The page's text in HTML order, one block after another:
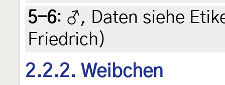
5-6: ♂, Daten siehe
Friedrich)
2.2.2. Weibchen